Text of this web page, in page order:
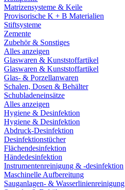
Matrizensysteme & Keile
Provisorische K + B Materialien
Stiftsysteme
Zemente
Zubehör & Sonstiges
Alles anzeigen
Glaswaren & Kunststoffartikel
Glaswaren & Kunststoffartikel
Glas- & Porzellanwaren
Schalen, Dosen & Behälter
Schubladeneinsätze
Alles anzeigen
Hygiene & Desinfektion
Hygiene & Desinfektion
Abdruck-Desinfektion
Desinfektionstücher
Flächendesinfektion
Händedesinfektion
Instrumentenreinigung & -desinfektion
Maschinelle Aufbereitung
Sauganlagen- & Wasserlinienreinigung